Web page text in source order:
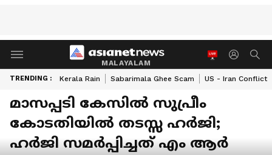
MALAYALAM
TRENDING : Kerala Rain Sabarimala Ghee Scam US - Iran Conflict
മാസപ്പടി കേസിൽ സുപ്രീം
കോടതിയിൽ തടസ്സ ഹർജി;
ഹർജി സമർപ്പിച്ചത് എം ആർ